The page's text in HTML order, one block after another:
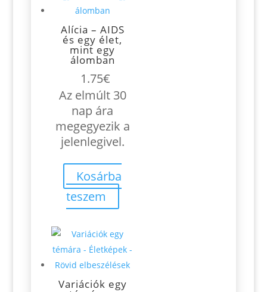
Alícia – AIDS
és egy élet,
mint egy
álomban
1.75€
Az elmúlt 30
nap ára
megegyezik a
jelenlegivel.
Kosárba
teszem
Variációk egy